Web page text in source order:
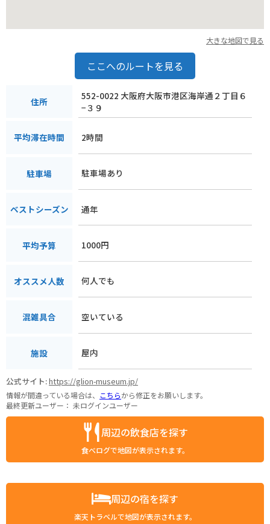
大きな地図で見る
ここへのルートを見る
住所
552-0022 大阪府大阪市港区海岸通２丁目６
−３９
平均滞在時間 2時間
駐車場 駐車場あり
ベストシーズン 通年
平均予算 1000円
オススメ人数 何人でも
混雑具合 空いている
施設 屋内
公式サイト:https://glion-museum.jp/
情報が間違っている場合は、 こちらから修正をお願いします。
最終更新ユーザー： 未ログインユーザー
周辺の飲食店を探す
食べログで地図が表示されます。
周辺の宿を探す
楽天トラベルで地図が表示されます。